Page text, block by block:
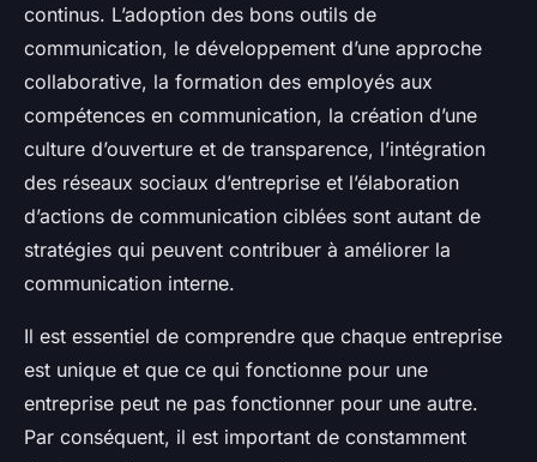
continus. L’adoption des bons outils de
communication, le développement d’une approche
collaborative, la formation des employés aux
compétences en communication, la création d’une
culture d’ouverture et de transparence, l’intégration
des réseaux sociaux d’entreprise et l’élaboration
d’actions de communication ciblées sont autant de
stratégies qui peuvent contribuer à améliorer la
communication interne.
Il est essentiel de comprendre que chaque entreprise
est unique et que ce qui fonctionne pour une
entreprise peut ne pas fonctionner pour une autre.
Par conséquent, il est important de constamment